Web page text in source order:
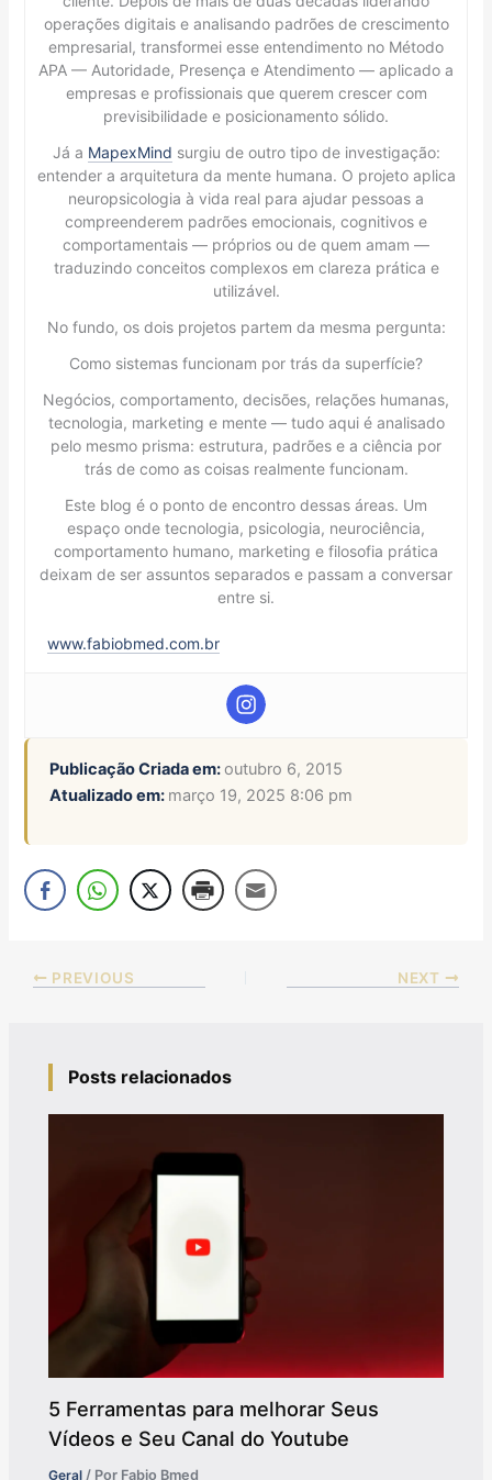
operações digitais e analisando padrões de crescimento
empresarial, transformei esse entendimento no Método
APA — Autoridade, Presença e Atendimento — aplicado a
empresas e profissionais que querem crescer com
previsibilidade e posicionamento sólido.
Já a MapexMind surgiu de outro tipo de investigação:
entender a arquitetura da mente humana. O projeto aplica
neuropsicologia à vida real para ajudar pessoas a
compreenderem padrões emocionais, cognitivos e
comportamentais — próprios ou de quem amam —
traduzindo conceitos complexos em clareza prática e
utilizável.
No fundo, os dois projetos partem da mesma pergunta:
Como sistemas funcionam por trás da superfície?
Negócios, comportamento, decisões, relações humanas,
tecnologia, marketing e mente — tudo aqui é analisado
pelo mesmo prisma: estrutura, padrões e a ciência por
trás de como as coisas realmente funcionam.
Este blog é o ponto de encontro dessas áreas. Um
espaço onde tecnologia, psicologia, neurociência,
comportamento humano, marketing e filosofia prática
deixam de ser assuntos separados e passam a conversar
entre si.
www.fabiobmed.com.br
Publicação Criada em:outubro 6, 2015
Atualizado em: março 19, 2025 8:06 pm
PREVIOUS NEXT
Posts relacionados
5 Ferramentas para melhorar Seus
Vídeos e Seu Canal do Youtube
Geral / Por Fabio Bmed